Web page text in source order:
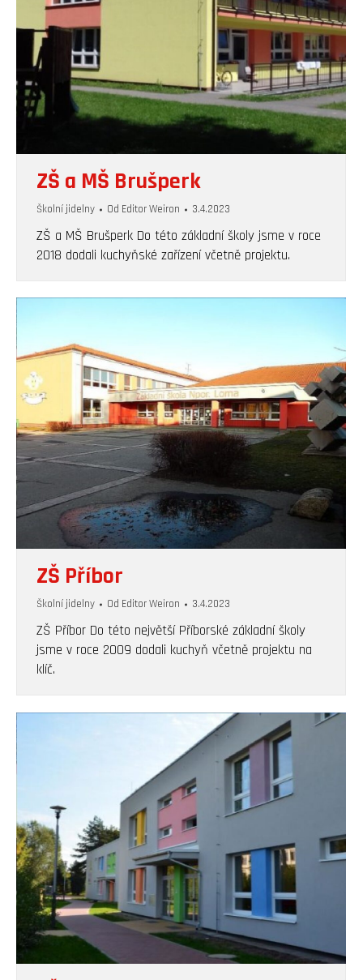
ZŠ a MŠ Brušperk
Školní jidelny Od Editor Weiron 3.4.2023
ZŠ a MŠ Brušperk Do této základní školy jsme v roce
2018 dodali kuchyňské zařízení včetně projektu.
ZŠ Příbor
Školní jidelny Od Editor Weiron 3.4.2023
ZŠ Příbor Do této největší Příborské základní školy
jsme v roce 2009 dodali kuchyň včetně projektu na
klíč.